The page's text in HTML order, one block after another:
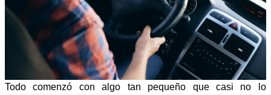
Todo comenzó con algo tan pequeño que casi no lo